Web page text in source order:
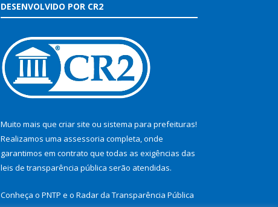
DESENVOLVIDO POR CR2
Muito mais que criar site ou sistema para prefeituras!
Realizamos uma assessoria completa, onde
garantimos em contrato que todas as exigências das
leis de transparência pública serão atendidas.
Conheça o PNTP e o Radar da Transparência Pública